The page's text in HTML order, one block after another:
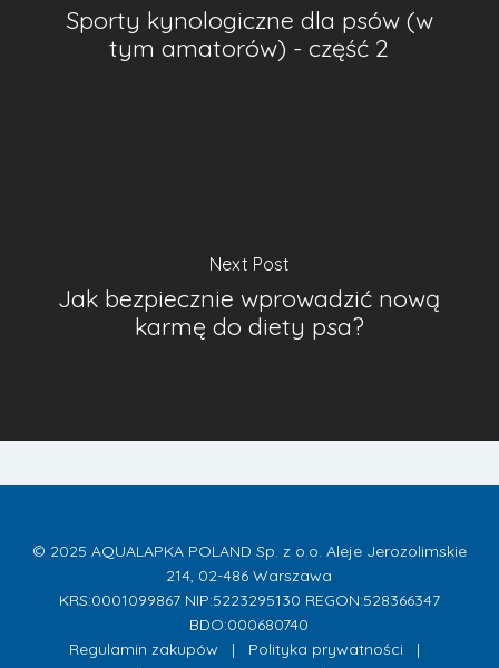
Sporty kynologiczne dla psów (w
tym amatorów) - część 2
Next Post
Jak bezpiecznie wprowadzić nową
karmę do diety psa?
© 2025 AQUALAPKA POLAND Sp. z o.o. Aleje Jerozolimskie
214, 02-486 Warszawa
KRS:0001099867 NIP:5223295130 REGON:528366347
BDO:000680740
Regulamin zakupów | Polityka prywatności |